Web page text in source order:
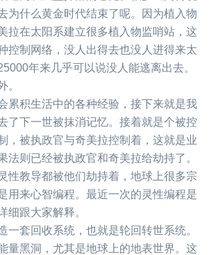
为什么黄金时代结束了呢。因为植入物
拉在太阳系建立很多植入物监哨站，这
控制网络，没人出得去也没人进得来太
年来几乎可以说没人能逃离出去。
。
累积生活中的各种经验，接下来就是我
了下一世被抹消记忆。接着就是个被控
，被执政官与奇美拉控制着，这就是业
法则已经被执政官和奇美拉给劫持了。
性教导都被他们劫持着，地球上很多宗
用来心智编程。最近一次的灵性编程是
细跟大家解释。
一套回收系统，也就是轮回转世系统。
量黑洞，尤其是地球上的地表世界。这